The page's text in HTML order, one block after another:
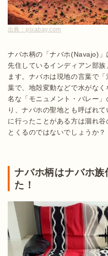
出典： pixabay.com
ナバホ柄の「ナバホ(Navajo)
先住しているインディアン部
ます。ナバホは現地の言葉で
葉で、地殻変動などで水がな
名な「モニュメント・バレー
り、ナバホの聖地とも呼ばれ
に行ったことがある方は涸れ
とくるのではないでしょうか？
ナバホ柄はナバホ族
た！